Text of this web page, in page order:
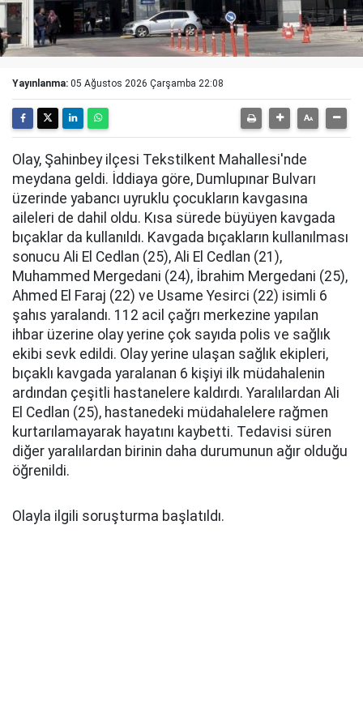
Yayınlanma: 05 Ağustos 2026 Çarşamba 22:08
Olay, Şahinbey ilçesi Tekstilkent Mahallesi'nde
meydana geldi. İddiaya göre, Dumlupınar Bulvarı
üzerinde yabancı uyruklu çocukların kavgasına
aileleri de dahil oldu. Kısa sürede büyüyen kavgada
bıçaklar da kullanıldı. Kavgada bıçakların kullanılması
sonucu Ali El Cedlan (25), Ali El Cedlan (21),
Muhammed Mergedani (24), İbrahim Mergedani (25),
Ahmed El Faraj (22) ve Usame Yesirci (22) isimli 6
şahıs yaralandı. 112 acil çağrı merkezine yapılan
ihbar üzerine olay yerine çok sayıda polis ve sağlık
ekibi sevk edildi. Olay yerine ulaşan sağlık ekipleri,
bıçaklı kavgada yaralanan 6 kişiyi ilk müdahalenin
ardından çeşitli hastanelere kaldırdı. Yaralılardan Ali
El Cedlan (25), hastanedeki müdahalelere rağmen
kurtarılamayarak hayatını kaybetti. Tedavisi süren
diğer yaralılardan birinin daha durumunun ağır olduğu
öğrenildi.
Olayla ilgili soruşturma başlatıldı.